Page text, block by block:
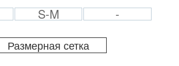
S-M -
Размерная сетка